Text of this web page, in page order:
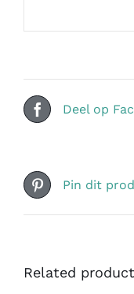
Deel op
Pin dit
Related